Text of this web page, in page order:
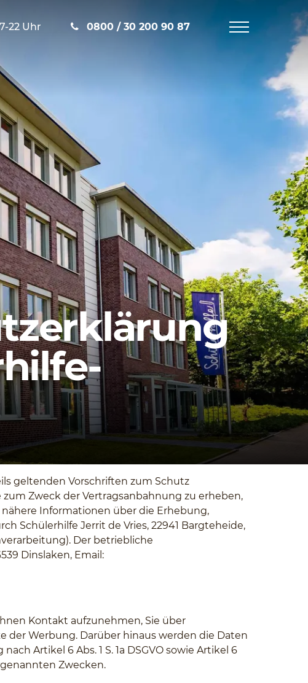
22 Uhr 0800 / 30 200 90 87
Navigation
geltenden Vorschriften zum Schutz
Zweck der Vertragsanbahnung zu erheben,
Informationen über die Erhebung,
Schülerhilfe Jerrit de Vries, 22941 Bargteheide,
Der betriebliche
Dinslaken, Email:
Kontakt aufzunehmen, Sie über
der Werbung. Darüber hinaus werden die Daten
Artikel 6 Abs. 1 S. 1a DSGVO sowie Artikel 6
Zwecken.